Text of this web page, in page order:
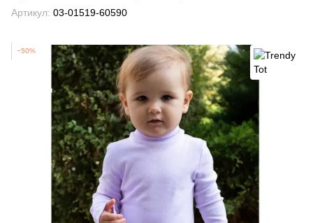
Артикул: 03-01519-60590
−50%